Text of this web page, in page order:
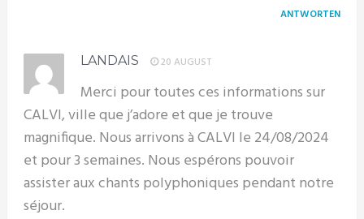
ANTWORTEN
LANDAIS 20 AUGUST
Merci pour toutes ces informations sur
CALVI, ville que j’adore et que je trouve
magnifique. Nous arrivons à CALVI le 24/08/2024
et pour 3 semaines. Nous espérons pouvoir
assister aux chants polyphoniques pendant notre
séjour.